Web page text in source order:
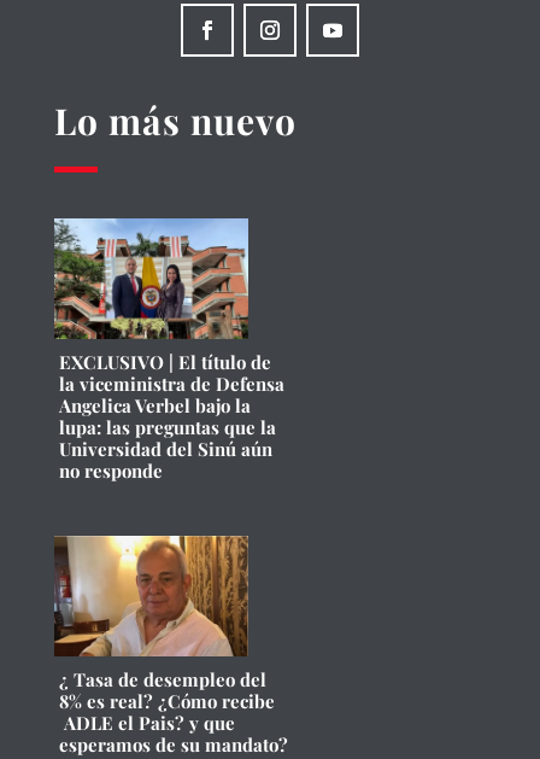
Lo más nuevo
EXCLUSIVO | El título de
la viceministra de Defensa
Angelica Verbel bajo la
lupa: las preguntas que la
Universidad del Sinú aún
no responde
¿ Tasa de desempleo del
8% es real? ¿Cómo recibe
ADLE el Pais? y que
esperamos de su mandato?